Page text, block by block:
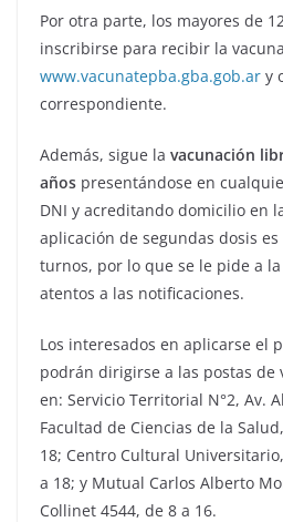
Por otra parte, los mayores de
inscribirse para recibir la
www.vacunatepba.gba.gob.ar y
correspondiente.
Además, sigue la vacunación
años presentándose en
DNI y acreditando domicilio en
aplicación de segundas dosis
turnos, por lo que se le pide a
atentos a las notificaciones.
Los interesados en aplicarse el
podrán dirigirse a las postas de
en: Servicio Territorial N°2, Av.
Facultad de Ciencias de la
18; Centro Cultural
a 18; y Mutual Carlos Alberto
Collinet 4544, de 8 a 16.